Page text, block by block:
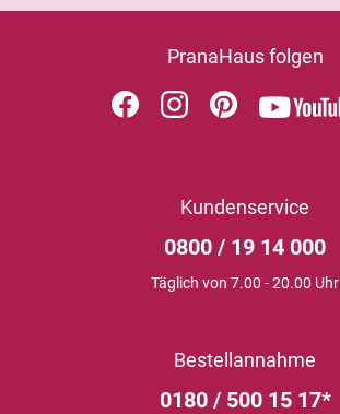
PranaHaus folgen
Kundenservice
0800 / 19 14 000
Täglich von 7.00 - 20.00 Uhr
Bestellannahme
0180 / 500 15 17*